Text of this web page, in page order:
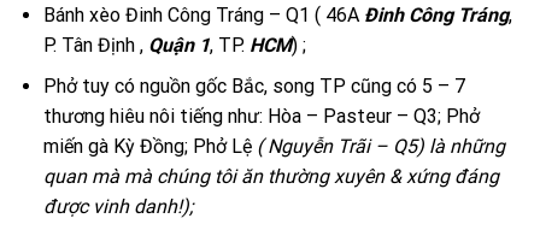
Bánh xèo Đinh Công Tráng – Q1 ( 46A Đinh Công Tráng,
P. Tân Định , Quận 1, TP. HCM) ;
Phở tuy có nguồn gốc Bắc, song TP cũng có 5 – 7
thương hiêu nôi tiếng như: Hòa – Pasteur – Q3; Phở
miến gà Kỳ Đồng; Phở Lệ ( Nguyễn Trãi – Q5) là những
quan mà mà chúng tôi ăn thường xuyên & xứng đáng
được vinh danh!);